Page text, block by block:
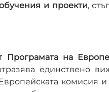
и проекти,
Програмата на
единствено
комисия